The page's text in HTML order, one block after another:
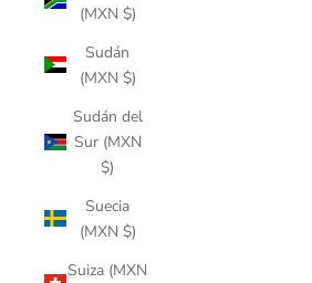
(MXN $)
Sudán
(MXN $)
Sudán del
Sur (MXN
$)
Suecia
(MXN $)
Suiza (MXN